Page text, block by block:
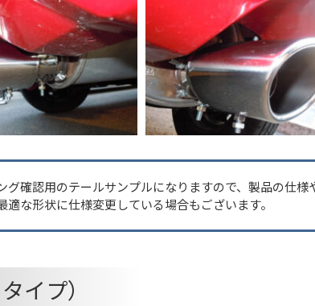
確認用のテールサンプルになりますので、製品の仕様
な形状に仕様変更している場合もございます。
イプ）